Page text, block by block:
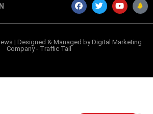
| Designed & Managed byDigital Marketing
Company- Traffic Tail